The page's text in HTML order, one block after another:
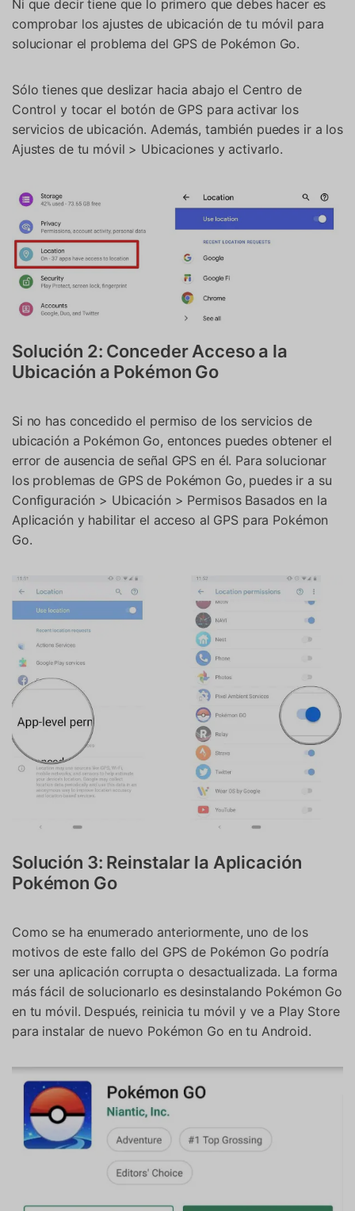
Ni que decir tiene que lo primero que debes hacer es
comprobar los ajustes de ubicación de tu móvil para
solucionar el problema del GPS de Pokémon Go.
Sólo tienes que deslizar hacia abajo el Centro de
Control y tocar el botón de GPS para activar los
servicios de ubicación. Además, también puedes ir a los
Ajustes de tu móvil > Ubicaciones y activarlo.
Solución 2: Conceder Acceso a la
Ubicación a Pokémon Go
Si no has concedido el permiso de los servicios de
ubicación a Pokémon Go, entonces puedes obtener el
error de ausencia de señal GPS en él. Para solucionar
los problemas de GPS de Pokémon Go, puedes ir a su
Configuración > Ubicación > Permisos Basados en la
Aplicación y habilitar el acceso al GPS para Pokémon
Go.
Solución 3: Reinstalar la Aplicación
Pokémon Go
Como se ha enumerado anteriormente, uno de los
motivos de este fallo del GPS de Pokémon Go podría
ser una aplicación corrupta o desactualizada. La forma
más fácil de solucionarlo es desinstalando Pokémon Go
en tu móvil. Después, reinicia tu móvil y ve a Play Store
para instalar de nuevo Pokémon Go en tu Android.
Controla tu teléfono con Dr.Fone
+50M usuarios y +17 años de confianza
Tecnología IA: sin conocimientos técnicos
Abrir App Prueba Online